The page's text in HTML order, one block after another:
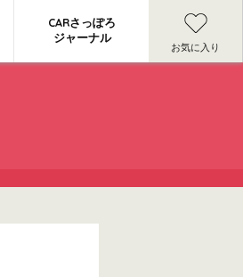
CARさっぽろ
ジャーナル
お気に入り